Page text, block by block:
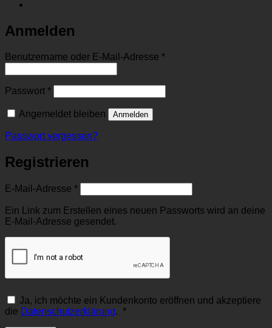
Anmelden
Benutzername oder E-Mail-Adresse *Erforderlich
Passwort *Erforderlich
Angemeldet bleiben Anmelden
Passwort vergessen?
Registrieren
E-Mail-Adresse *Erforderlich
Ein Link zum Erstellen eines neuen Passworts wird an deine
E-Mail-Adresse gesendet.
Ja, ich möchte ein Kundenkonto eröffnen und akzeptiere
die Datenschutzerklärung. *Erforderlich